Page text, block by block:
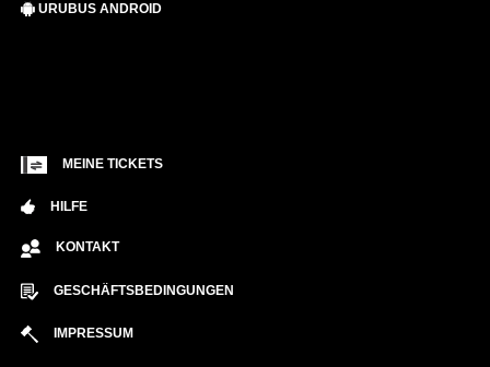
URUBUS ANDROID
MEINE TICKETS
HILFE
KONTAKT
GESCHÄFTSBEDINGUNGEN
IMPRESSUM